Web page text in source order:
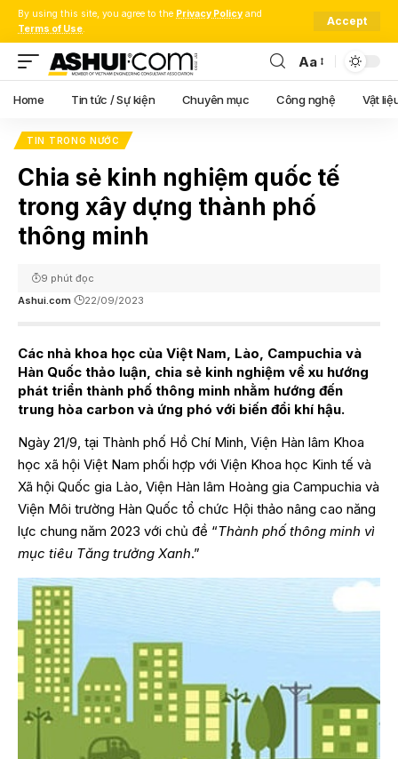
By using this site, you agree to the Privacy Policy and
Terms of Use.
Accept
Font
Resizer
Aa
Home Tin tức / Sự kiện Chuyên mục Công nghệ Vật
TIN TRONG NƯỚC
Chia sẻ kinh nghiệm quốc tế
trong xây dựng thành phố
thông minh
Ashui.com 22/09/2023
9 phút đọc
Các nhà khoa học của Việt Nam, Lào, Campuchia và
Hàn Quốc thảo luận, chia sẻ kinh nghiệm về xu hướng
phát triển thành phố thông minh nhằm hướng đến
trung hòa carbon và ứng phó với biến đổi khí hậu.
Ngày 21/9, tại Thành phố Hồ Chí Minh, Viện Hàn lâm Khoa
học xã hội Việt Nam phối hợp với Viện Khoa học Kinh tế và
Xã hội Quốc gia Lào, Viện Hàn lâm Hoàng gia Campuchia và
Viện Môi trường Hàn Quốc tổ chức Hội thảo nâng cao năng
lực chung năm 2023 với chủ đề “Thành phố thông minh vì
mục tiêu Tăng trưởng Xanh.”